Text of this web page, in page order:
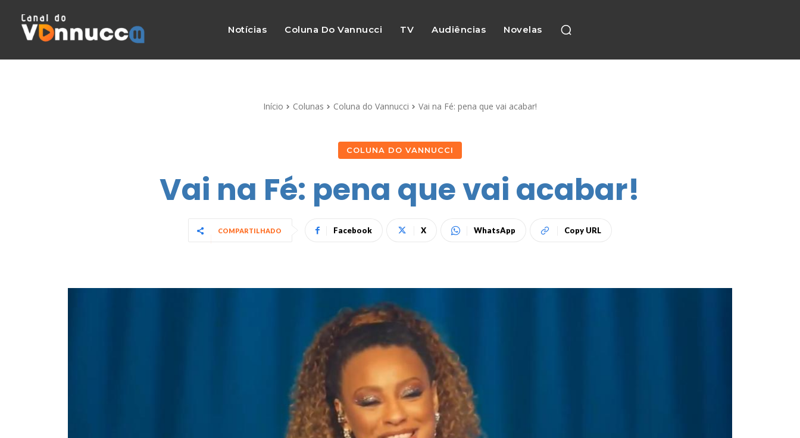
Notícias Coluna Do Vannucci TV Audiências Novelas
Início Colunas Coluna do Vannucci Vai na Fé: pena que vai acabar!
COLUNA DO VANNUCCI
Vai na Fé: pena que vai acabar!
COMPARTILHADO Facebook X WhatsApp Copy URL